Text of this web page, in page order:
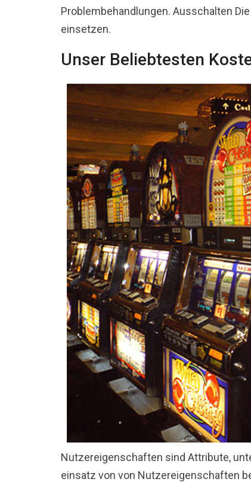
Problembehandlungen. Ausschalten
einsetzen.
Unser Beliebtesten
Nutzereigenschaften sind Attribute,
einsatz von von Nutzereigenschaften